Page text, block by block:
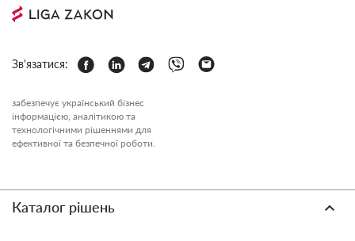
Зв'язатися:
забезпечує український бізнес
інформацією, аналітикою та
технологічними рішеннями для
ефективної та безпечної роботи.
Каталог рішень